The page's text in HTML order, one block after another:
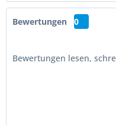
Bewertungen 0
Bewertungen lesen,